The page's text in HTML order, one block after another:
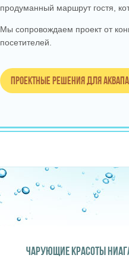
продуманный маршрут гостя,
Мы сопровождаем проект от
посетителей.
Проектные решения для
ЧАРУЮЩИЕ КРАСОТЫ